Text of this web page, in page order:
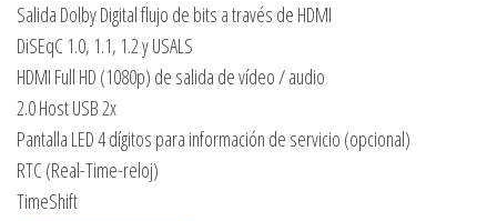
Salida Dolby Digital flujo de bits a través de HDMI
DiSEqC 1.0, 1.1, 1.2 y USALS
HDMI Full HD (1080p) de salida de vídeo / audio
2.0 Host USB 2x
Pantalla LED 4 dígitos para información de servicio (opcional)
RTC (Real-Time-reloj)
TimeShift